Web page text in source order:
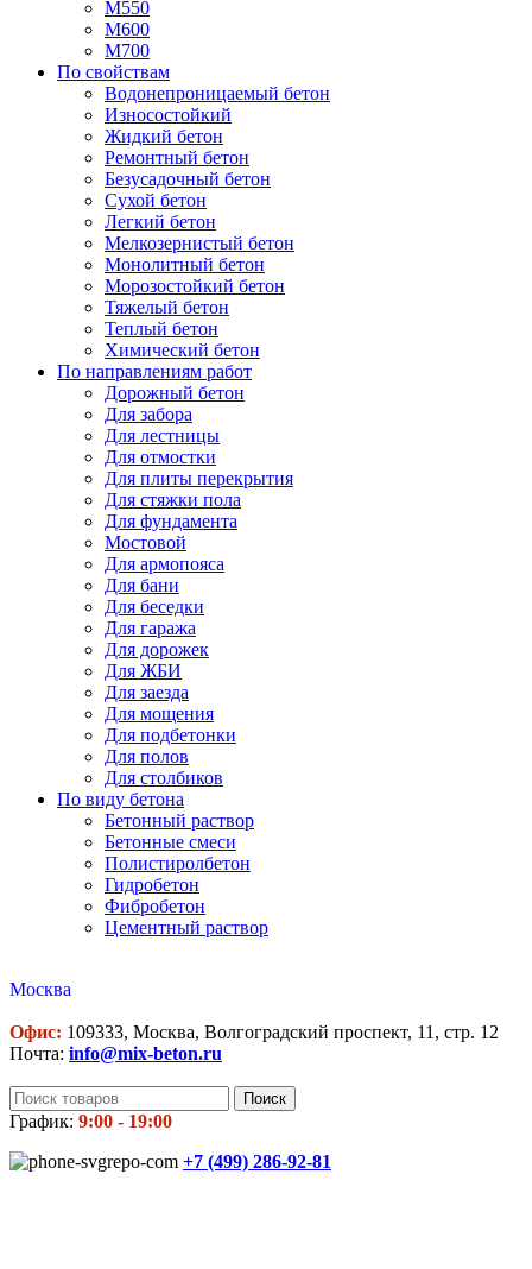
М550
М600
М700
По свойствам
Водонепроницаемый бетон
Износостойкий
Жидкий бетон
Ремонтный бетон
Безусадочный бетон
Сухой бетон
Легкий бетон
Мелкозернистый бетон
Монолитный бетон
Морозостойкий бетон
Тяжелый бетон
Теплый бетон
Химический бетон
По направлениям работ
Дорожный бетон
Для забора
Для лестницы
Для отмостки
Для плиты перекрытия
Для стяжки пола
Для фундамента
Мостовой
Для армопояса
Для бани
Для беседки
Для гаража
Для дорожек
Для ЖБИ
Для заезда
Для мощения
Для подбетонки
Для полов
Для столбиков
По виду бетона
Бетонный раствор
Бетонные смеси
Полистиролбетон
Гидробетон
Фибробетон
Цементный раствор
Москва
Офис: 109333, Москва, Волгоградский проспект, 11, стр. 12
Почта: info@mix-beton.ru
Поиск
График: 9:00 - 19:00
+7 (499) 286-92-81